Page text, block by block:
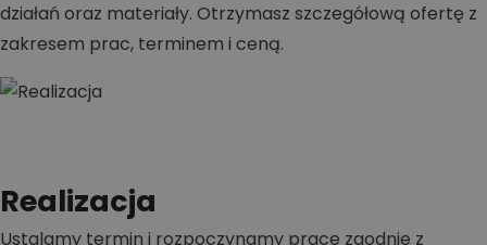
działań oraz materiały. Otrzymasz szczegółową ofertę z
zakresem prac, terminem i ceną.
Realizacja
Ustalamy termin i rozpoczynamy prace zgodnie z